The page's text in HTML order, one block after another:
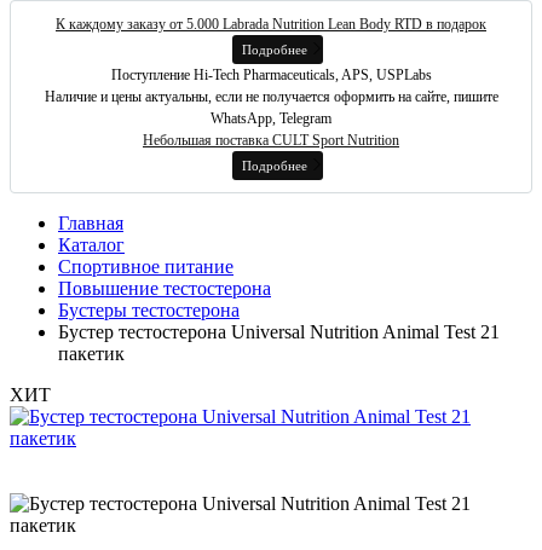
К каждому заказу от 5.000 Labrada Nutrition Lean Body RTD в подарок
Подробнее
Поступление Hi-Tech Pharmaceuticals, APS, USPLabs
Наличие и цены актуальны, если не получается оформить на сайте, пишите
WhatsApp, Telegram
Небольшая поставка CULT Sport Nutrition
Подробнее
Главная
Каталог
Спортивное питание
Повышение тестостерона
Бустеры тестостерона
Бустер тестостерона Universal Nutrition Animal Test 21
пакетик
ХИТ